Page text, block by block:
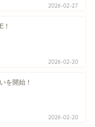
2026-02-27
2026-02-20
を開始！
2026-02-20